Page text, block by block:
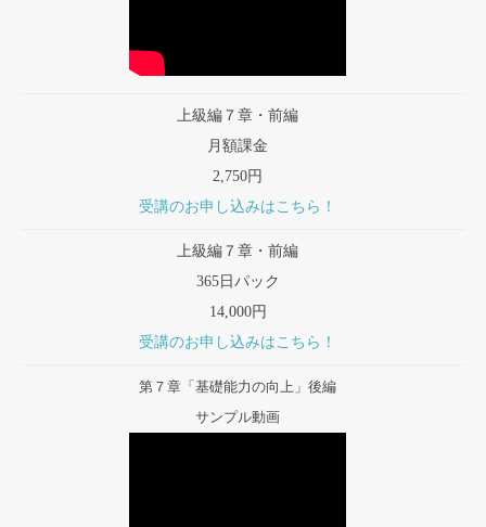
上級編７章・前編
月額課金
2,750円
受講のお申し込みはこちら！
上級編７章・前編
365日パック
14,000円
受講のお申し込みはこちら！
第７章「基礎能力の向上」後編
サンプル動画